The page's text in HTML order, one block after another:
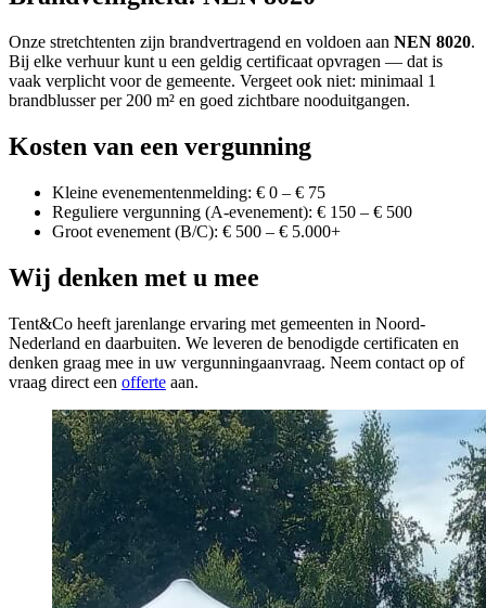
Onze stretchtenten zijn brandvertragend en voldoen aan NEN 8020.
Bij elke verhuur kunt u een geldig certificaat opvragen — dat is
vaak verplicht voor de gemeente. Vergeet ook niet: minimaal 1
brandblusser per 200 m² en goed zichtbare nooduitgangen.
Kosten van een vergunning
Kleine evenementenmelding: € 0 – € 75
Reguliere vergunning (A-evenement): € 150 – € 500
Groot evenement (B/C): € 500 – € 5.000+
Wij denken met u mee
Tent&Co heeft jarenlange ervaring met gemeenten in Noord-
Nederland en daarbuiten. We leveren de benodigde certificaten en
denken graag mee in uw vergunningaanvraag. Neem contact op of
vraag direct een offerte aan.